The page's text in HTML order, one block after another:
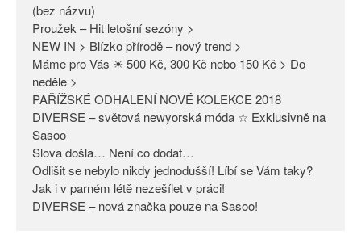
KOLEKCE 2018
DIVERSE – světová newyorská
móda ☆ Exklusivně na Sasoo
Odlišit se nebylo nikdy
práci!
DIVERSE – nová značka pouze
na Sasoo!
(bez názvu)
Proužek – Hit letošní sezóny >
NEW IN > Blízko přírodě – nový trend >
Máme pro Vás ☀ 500 Kč, 300 Kč nebo 150 Kč > Do
neděle >
PAŘÍŽSKÉ ODHALENÍ NOVÉ KOLEKCE 2018
DIVERSE – světová newyorská móda ☆ Exklusivně na
Sasoo
Slova došla… Není co dodat…
Odlišit se nebylo nikdy jednodušší! Líbí se Vám taky?
Jak i v parném létě nezešílet v práci!
DIVERSE – nová značka pouze na Sasoo!